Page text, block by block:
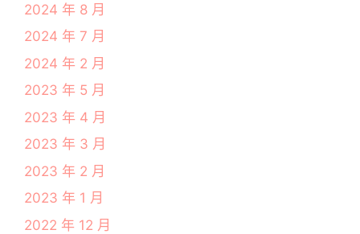
2024 年 8 月
2024 年 7 月
2024 年 2 月
2023 年 5 月
2023 年 4 月
2023 年 3 月
2023 年 2 月
2023 年 1 月
2022 年 12 月